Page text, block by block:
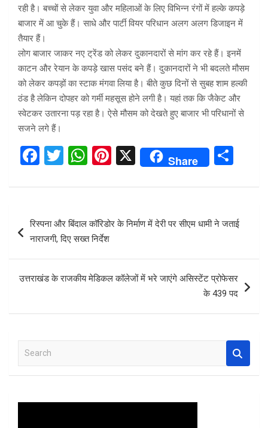
रही है। बच्चों से लेकर युवा और महिलाओं के लिए विभिन्न रंगों में हल्के कपड़े
बाजार में आ चुके हैं। साधे और पार्टी वियर परिधान अलग अलग डिजाइन में
तैयार हैं।
लोग बाजार जाकर नए ट्रेंड को लेकर दुकानदारों से मांग कर रहे हैं। इनमें
काटन और रेयान के कपड़े खास पसंद बने हैं। दुकानदारों ने भी बदलते मौसम
को लेकर कपड़ों का स्टाक मंगवा लिया है। बीते कुछ दिनों से सुबह शाम हल्की
ठंड है लेकिन दोपहर को गर्मी महसूस होने लगी है। यहां तक कि जैकेट और
स्वेटकर उतारना पड़ रहा है। ऐसे मौसम को देखते हुए बाजार भी परिधानों से
सजने लगे हैं।
F
ce
o
k
T
tt
er
W
at
s
A
p
Pi
er
es
t
X Share
ar
e
navigation
रिस्पना और बिंदाल कॉरिडोर के निर्माण में देरी पर सीएम धामी ने जताई
नाराजगी, दिए सख्त निर्देश
उत्तराखंड के राजकीय मेडिकल कॉलेजों में भरे जाएंगे असिस्टेंट प्रोफेसर
के 439 पद
a